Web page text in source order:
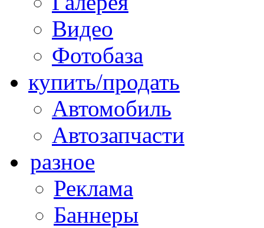
Видео
Фотобаза
купить/продать
Автомобиль
Автозапчасти
разное
Реклама
Баннеры